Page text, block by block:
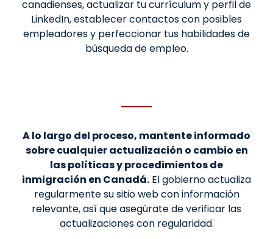
canadienses, actualizar tu currículum y perfil de
LinkedIn, establecer contactos con posibles
empleadores y perfeccionar tus habilidades de
búsqueda de empleo.
A lo largo del proceso, mantente informado
sobre cualquier actualización o cambio en
las políticas y procedimientos de
inmigración en Canadá. El gobierno actualiza
regularmente su sitio web con información
relevante, así que asegúrate de verificar las
actualizaciones con regularidad.